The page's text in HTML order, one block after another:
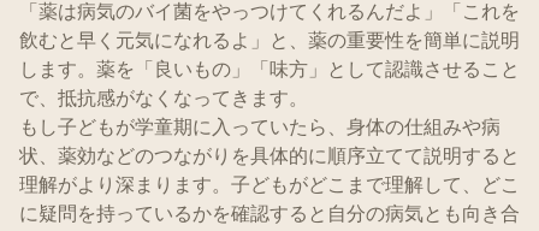
「薬は病気のバイ菌をやっつけてくれるんだよ」「これを
飲むと早く元気になれるよ」と、薬の重要性を簡単に説明
します。薬を「良いもの」「味方」として認識させること
で、抵抗感がなくなってきます。
もし子どもが学童期に入っていたら、身体の仕組みや病
状、薬効などのつながりを具体的に順序立てて説明すると
理解がより深まります。子どもがどこまで理解して、どこ
に疑問を持っているかを確認すると自分の病気とも向き合